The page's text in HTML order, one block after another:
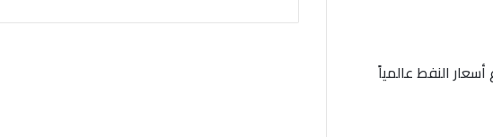
أسعار النفط عالمياً